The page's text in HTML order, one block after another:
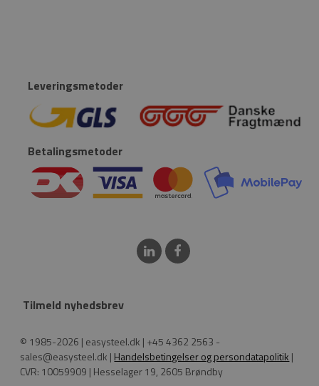
Leveringsmetoder
Betalingsmetoder
Tilmeld nyhedsbrev
© 1985-2026 | easysteel.dk | +45 4362 2563 -
sales@easysteel.dk | Handelsbetingelser og persondatapolitik |
CVR: 10059909 | Hesselager 19, 2605 Brøndby